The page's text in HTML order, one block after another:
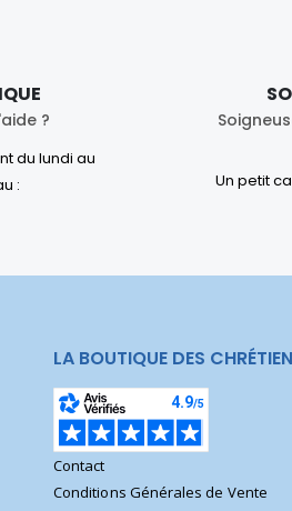
?
du lundi au
:
Un petit
LA BOUTIQUE DES
Contact
Conditions Générales de Vente